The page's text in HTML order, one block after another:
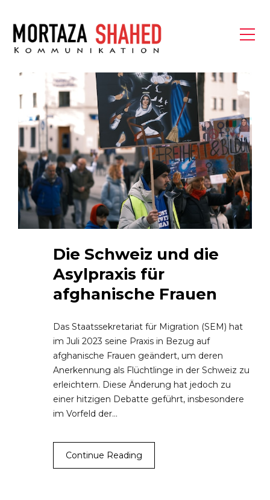
Die Schweiz und die
Asylpraxis für
afghanische Frauen
Das Staatssekretariat für Migration (SEM) hat
im Juli 2023 seine Praxis in Bezug auf
afghanische Frauen geändert, um deren
Anerkennung als Flüchtlinge in der Schweiz zu
erleichtern. Diese Änderung hat jedoch zu
einer hitzigen Debatte geführt, insbesondere
im Vorfeld der…
Continue Reading